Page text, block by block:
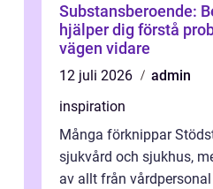
Substansberoende:
hjälper dig förstå
vägen vidare
12 juli 2026
admin
inspiration
Många förknippar
sjukvård och sjukhus,
av allt från